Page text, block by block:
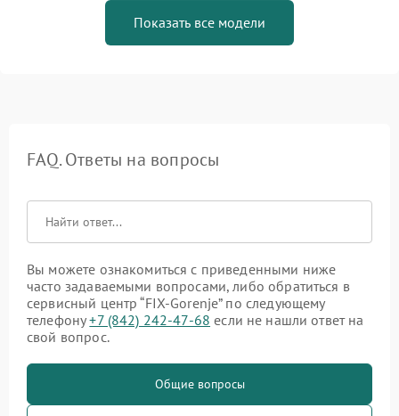
Показать все модели
FAQ. Ответы на вопросы
Вы можете ознакомиться с приведенными ниже
часто задаваемыми вопросами, либо обратиться в
сервисный центр “FIX-Gorenje” по следующему
телефону+7 (842) 242-47-68 если не нашли ответ на
свой вопрос.
Общие вопросы